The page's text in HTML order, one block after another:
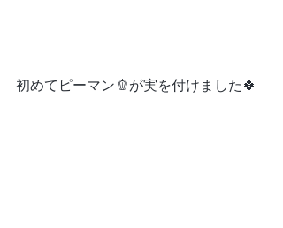
初めてピーマン🫑が実を付けました🍀